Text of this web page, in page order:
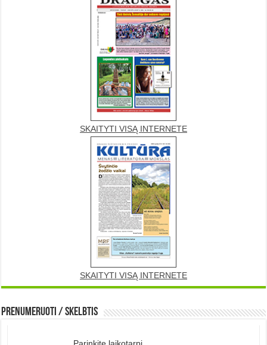
SKAITYTI VISĄ INTERNETE
SKAITYTI VISĄ INTERNETE
Prenumeruoti / Skelbtis